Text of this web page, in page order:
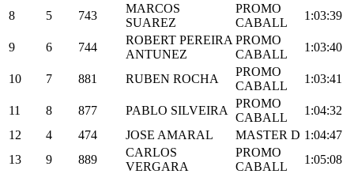
8 5 743
MARCOS
SUAREZ
PROMO
CABALL
1:03:39
9 6 744
ROBERT PEREIRA
ANTUNEZ
PROMO
CABALL
1:03:40
10 7 881 RUBEN ROCHA
PROMO
CABALL
1:03:41
11 8 877 PABLO SILVEIRA
PROMO
CABALL
1:04:32
12
4 474 JOSE AMARAL MASTER D 1:04:47
13
9 889
CARLOS
VERGARA
PROMO
CABALL
1:05:08